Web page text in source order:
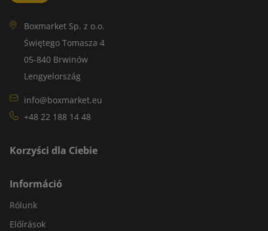
Boxmarket Sp. z o.o.
Świętego Tomasza 4
05-840 Brwinów
Lengyelország
info@boxmarket.eu
+48 22 188 14 48
Korzyści dla Ciebie
Információ
Rólunk
Előírások